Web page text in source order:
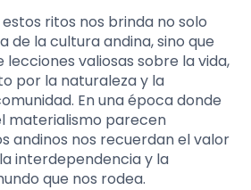
ritos nos brinda no solo
de la cultura andina, sino que
valiosas sobre la vida,
por la naturaleza y la
En una época donde
materialismo parecen
andinos nos recuerdan el valor
interdependencia y la
que nos rodea.